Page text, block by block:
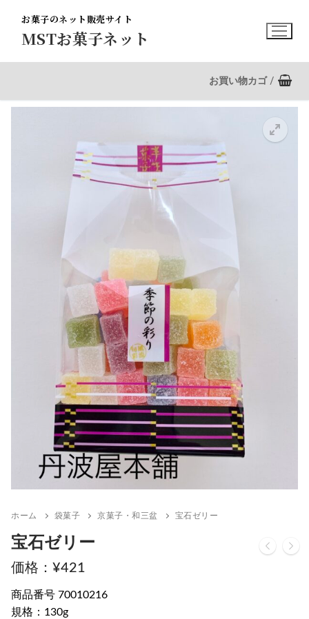
MSTお菓子ネット
お菓子のネット販売サイト
お買い物カゴ /
ホーム 袋菓子 京菓子・和三盆 宝石ゼリー
宝石ゼリー
¥421
商品番号 70010216
規格：130g